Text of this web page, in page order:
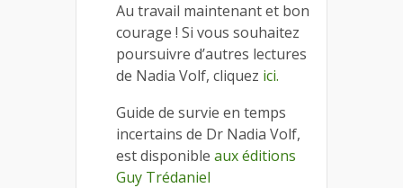
Au travail maintenant et bon
courage ! Si vous souhaitez
poursuivre d’autres lectures
de Nadia Volf, cliquez ici.
Guide de survie en temps
incertains de Dr Nadia Volf,
est disponible aux éditions
Guy Trédaniel